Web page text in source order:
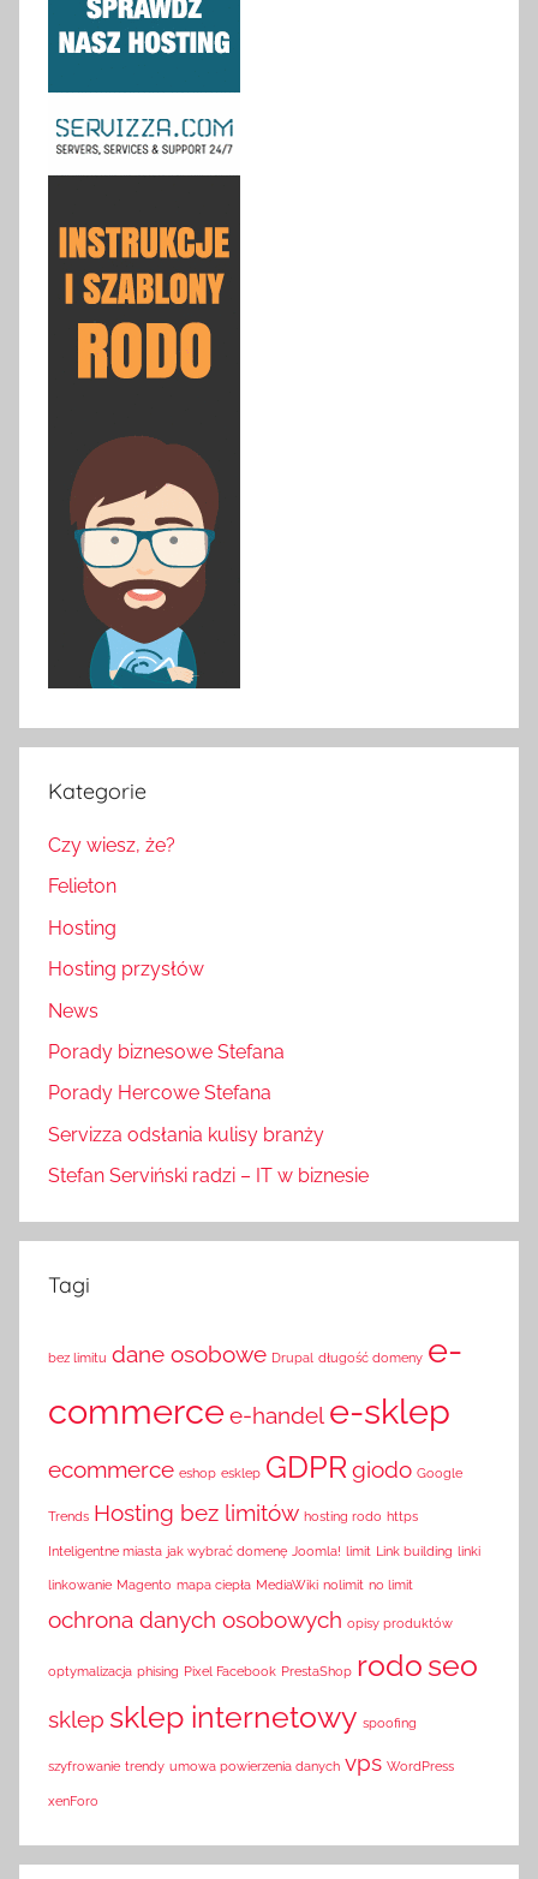
Kategorie
Czy wiesz, że?
Felieton
Hosting
Hosting przysłów
News
Porady biznesowe Stefana
Porady Hercowe Stefana
Servizza odsłania kulisy branży
Stefan Serviński radzi – IT w biznesie
Tagi
bez limitu dane osobowe Drupal długość domeny e-
commercee-handel e-sklep
ecommerce eshop esklep GDPRgiodo Google
Trends Hosting bez limitów hosting rodo https
Inteligentne miasta jak wybrać domenę Joomla! limit Link building linki
linkowanie Magento mapa ciepła MediaWiki nolimit no limit
ochrona danych osobowych opisy produktów
optymalizacja phising Pixel Facebook PrestaShop rodo seo
sklep sklep internetowy spoofing
szyfrowanie trendy umowa powierzenia danych vps WordPress
xenForo